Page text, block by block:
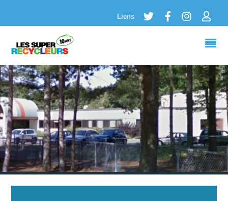
Liens
Twitter FacebookInstagram